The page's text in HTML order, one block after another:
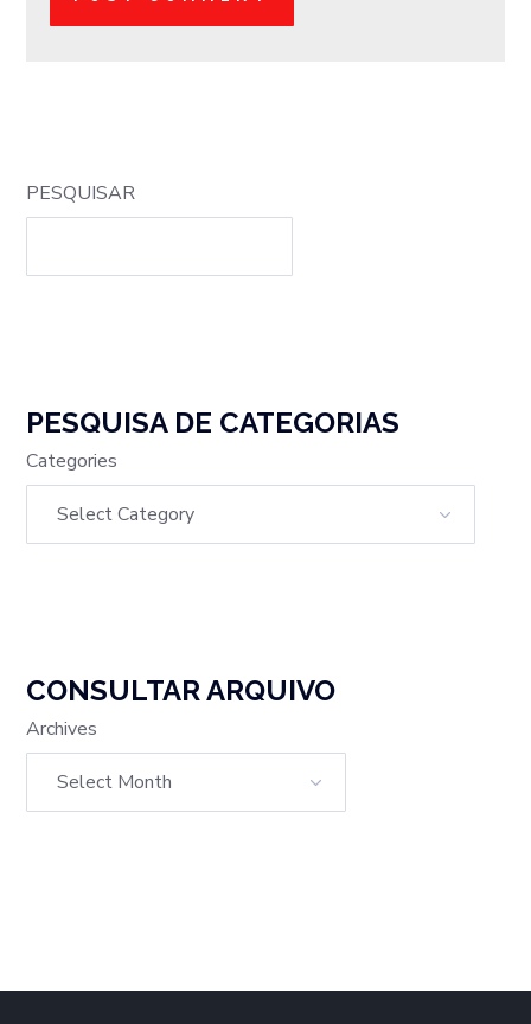
PESQUISAR
PESQUISA DE CATEGORIAS
Categories
CONSULTAR ARQUIVO
Archives